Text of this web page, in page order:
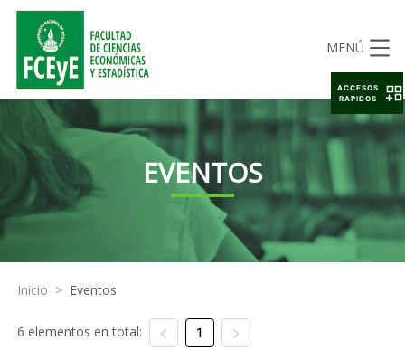
MENÚ
EVENTOS
Inicio > Eventos
6 elementos en total: 1
ACCESOS
RAPIDOS